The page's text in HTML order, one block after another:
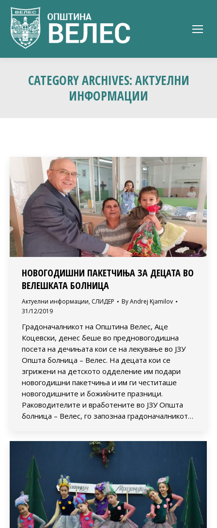
CATEGORY ARCHIVES:АКТУЕЛНИ
ИНФОРМАЦИИ
НОВОГОДИШНИ ПАКЕТЧИЊА ЗА ДЕЦАТА ВО
ВЕЛЕШКАТА БОЛНИЦА
Актуелни информации, СЛИДЕР ByAndrej Kjamilov
31/12/2019
Градоначалникот на Општина Велес, Аце
Коцевски, денес беше во предновогодишна
посета на дечињата кои се на лекување во ЈЗУ
Општа болница – Велес. На децата кои се
згрижени на детското одделение им подари
новогодишни пакетчиња и им ги честиташе
новогодишните и божиќните празници.
Раководителите и вработените во ЈЗУ Општа
болница – Велес, го запознаа градоначалникот…